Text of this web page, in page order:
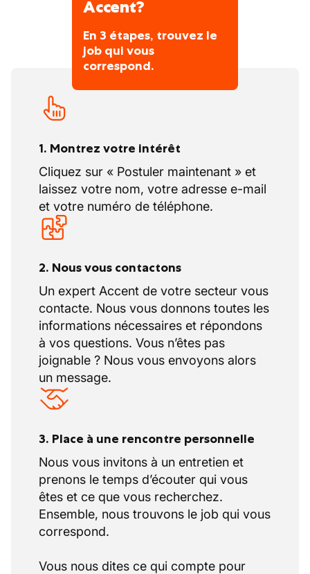
après chaque entretien, pour vous préparer
et vous rassurer à chaque étape.
• Un suivi continu après votre prise de
poste, afin d’assurer votre épanouissement
dans l’entreprise.
Intéressé(e) ?
Contactez-nous au 071 69 89 42 et venez
le meilleur entretien commence par un bon
café ! (Et si vous préférez un thé ou un verre
d’eau, on s’adapte volontiers !)
Accent?
En 3 étapes, trouvez le
job qui vous
correspond.
1. Montrez votre intérêt
Cliquez sur « Postuler maintenant » et
laissez votre nom, votre adresse e-mail
et votre numéro de téléphone.
2. Nous vous contactons
Un expert Accent de votre secteur vous
contacte. Nous vous donnons toutes les
informations nécessaires et répondons
à vos questions. Vous n’êtes pas
joignable ? Nous vous envoyons alors
un message.
3. Place à une rencontre personnelle
Nous vous invitons à un entretien et
prenons le temps d’écouter qui vous
êtes et ce que vous recherchez.
Ensemble, nous trouvons le job qui vous
correspond.
Vous nous dites ce qui compte pour